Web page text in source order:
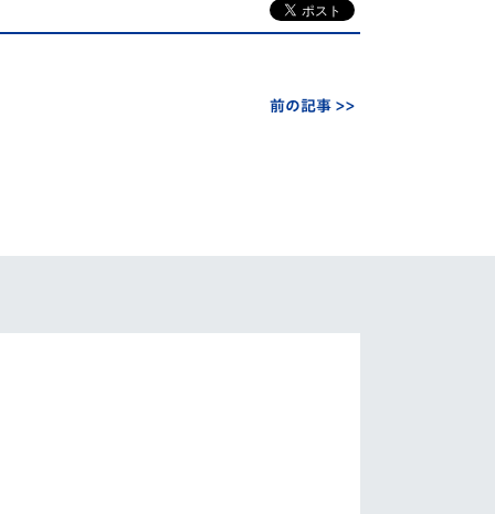
スクール
前の記事 >>